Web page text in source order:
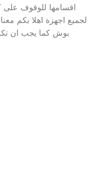
اقسامها للوقوف على
لجميع اجهزة اهلا بكم
بوش كما يجب ان